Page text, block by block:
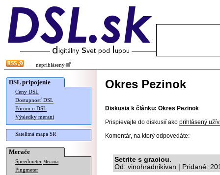
neprihlásený
DSL pripojenie
Ceny DSL
Dostupnosť DSL
Fórum o DSL
Výsledky meraní
Satelitná mapa SR
Merače
Speedmeter Merania
Pingmeter
Okres Pezinok
Diskusia k článku: Okres Pezinok
Prispievajte do diskusií ako prihlásený
Komentár, na ktorý odpovedáte:
Setrite s graciou.
Od: vinohradnikivan | Pridané: